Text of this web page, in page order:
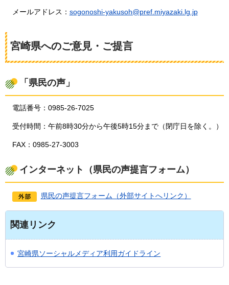
メールアドレス： sogonoshi-yakusoh@pref.miyazaki.lg.jp
宮崎県へのご意見・ご提言
「県民の声」
電話番号：0985-26-7025
受付時間：午前8時30分から午後5時15分まで（閉庁日を除く。）
FAX：0985-27-3003
インターネット（県民の声提言フォーム）
県民の声提言フォーム（外部サイトへリンク）
関連リンク
宮崎県ソーシャルメディア利用ガイドライン